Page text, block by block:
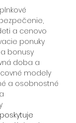
a cenovo
ponuky
bonusy
doba a
modely
a osobnostné